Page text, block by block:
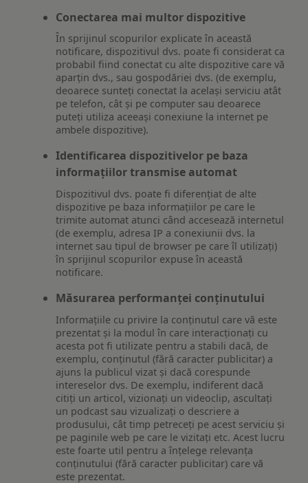
Conectarea mai multor dispozitive
În sprijinul scopurilor explicate în această
notificare, dispozitivul dvs. poate fi considerat ca
probabil fiind conectat cu alte dispozitive care vă
aparțin dvs., sau gospodăriei dvs. (de exemplu,
deoarece sunteți conectat la același serviciu atât
pe telefon, cât și pe computer sau deoarece
puteți utiliza aceeași conexiune la internet pe
ambele dispozitive).
Identificarea dispozitivelor pe baza
informațiilor transmise automat
Dispozitivul dvs. poate fi diferențiat de alte
dispozitive pe baza informațiilor pe care le
trimite automat atunci când accesează internetul
(de exemplu, adresa IP a conexiunii dvs. la
internet sau tipul de browser pe care îl utilizați)
în sprijinul scopurilor expuse în această
notificare.
Măsurarea performanței conținutului
Informațiile cu privire la conținutul care vă este
prezentat și la modul în care interacționați cu
acesta pot fi utilizate pentru a stabili dacă, de
exemplu, conținutul (fără caracter publicitar) a
ajuns la publicul vizat și dacă corespunde
intereselor dvs. De exemplu, indiferent dacă
citiți un articol, vizionați un videoclip, ascultați
un podcast sau vizualizați o descriere a
produsului, cât timp petreceți pe acest serviciu și
pe paginile web pe care le vizitați etc. Acest lucru
este foarte util pentru a înțelege relevanța
conținutului (fără caracter publicitar) care vă
este prezentat.